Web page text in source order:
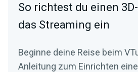
So richtest du einen
das Streaming ein
Beginne deine Reise beim
Anleitung zum Einrichten